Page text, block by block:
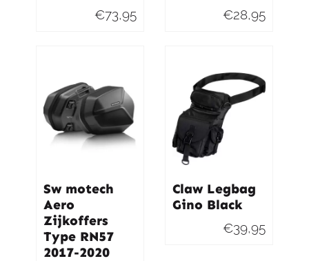
€73,95 €28,95
Sw motech
Aero
Zijkoffers
Type RN57
2017-2020
Claw Legbag
Gino Black
€39,95